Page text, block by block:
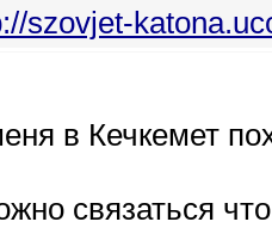
szovjet-
в Кечкемет
связаться